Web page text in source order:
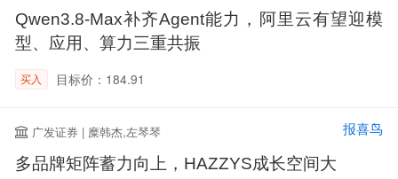
Qwen3.8-Max补齐Agent能力，阿里云有望迎模
型、应用、算力三重共振
买入 目标价：184.91
广发证券 | 糜韩杰,左琴琴 报喜鸟
多品牌矩阵蓄力向上，HAZZYS成长空间大